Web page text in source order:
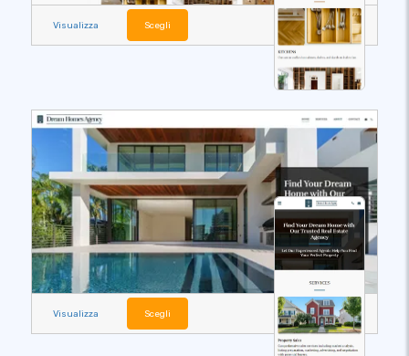
Visualizza Scegli
Visualizza Scegli